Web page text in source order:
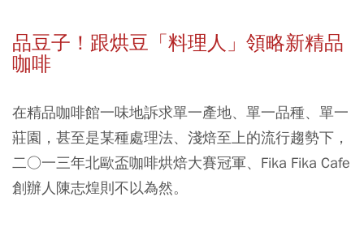
品豆子！跟烘豆「料理人」領略新精品
咖啡
在精品咖啡館一味地訴求單一產地、單一品種、單一
莊園，甚至是某種處理法、淺焙至上的流行趨勢下，
二○一三年北歐盃咖啡烘焙大賽冠軍、Fika Fika Cafe
創辦人陳志煌則不以為然。